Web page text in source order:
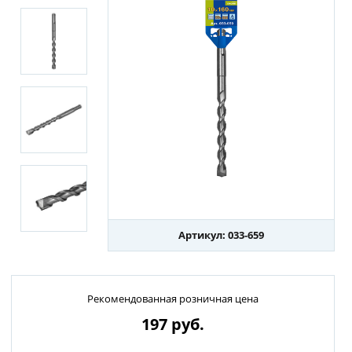
Артикул: 033-659
Рекомендованная розничная цена
197 руб.